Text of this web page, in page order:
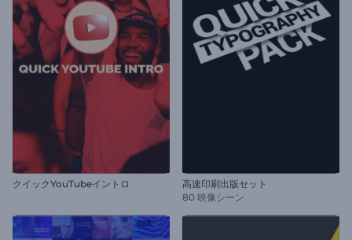
クイックYouTubeイントロ
高速印刷出版セット
80 映像シーン